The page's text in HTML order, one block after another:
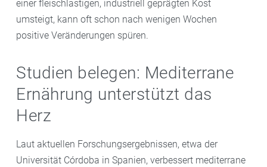
einer fleischlastigen, industriell geprägten Kost
umsteigt, kann oft schon nach wenigen Wochen
positive Veränderungen spüren.
Studien belegen: Mediterrane
Ernährung unterstützt das
Herz
Laut aktuellen Forschungsergebnissen, etwa der
Universität Córdoba in Spanien, verbessert mediterrane